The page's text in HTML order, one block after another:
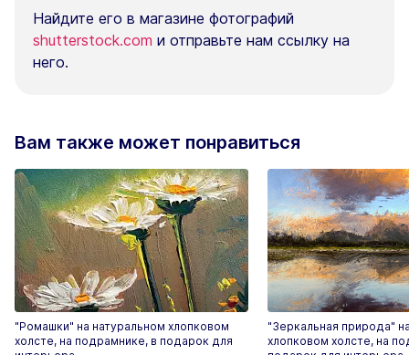
Найдите его в магазине фотографий
shutterstock.com и отправьте нам ссылку на
него.
Вам также может понравиться
"Ромашки" на натуральном хлопковом
холсте, на подрамнике, в подарок для
"Зеркальная природа"
хлопковом холсте, на